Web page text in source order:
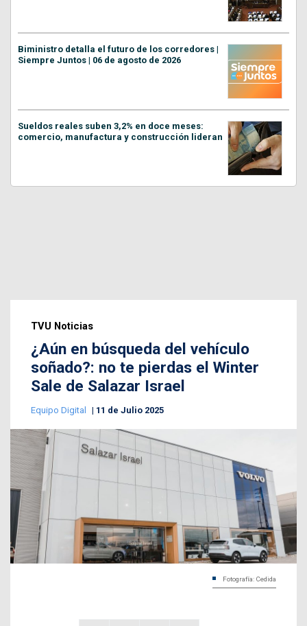
Biministro detalla el futuro de los corredores |
Siempre Juntos | 06 de agosto de 2026
Sueldos reales suben 3,2% en doce meses:
comercio, manufactura y construcción lideran
TVU Noticias
¿Aún en búsqueda del vehículo
soñado?: no te pierdas el Winter
Sale de Salazar Israel
Equipo Digital 11 de Julio 2025
Fotografía: Cedida